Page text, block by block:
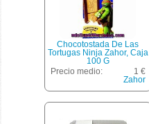
Chocotostada De Las
Tortugas Ninja Zahor, Caja
100 G
Precio medio:
1 €
Zahor